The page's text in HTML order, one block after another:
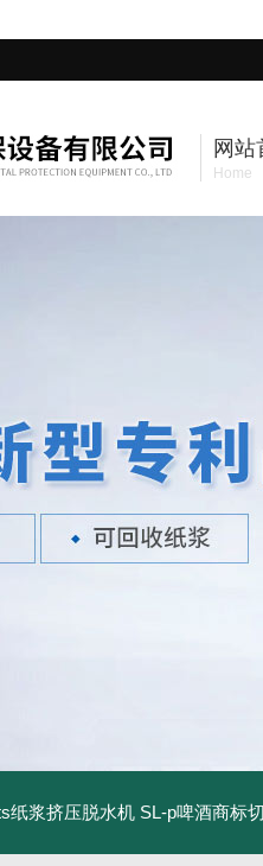
网站
Home
纸浆挤压脱水机 SL-p啤酒商标